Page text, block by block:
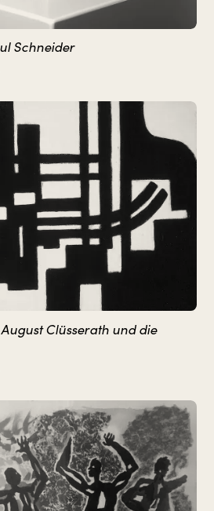
Schneider
August Clüsserath und die